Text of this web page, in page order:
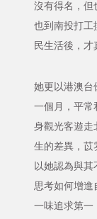
沒有得名，但
也到南投打工
民生活後，才
她更以港澳台
一個月，平常
身觀光客遊走
生的差異，苡
以她認為與
思考如何增進
一味追求第一